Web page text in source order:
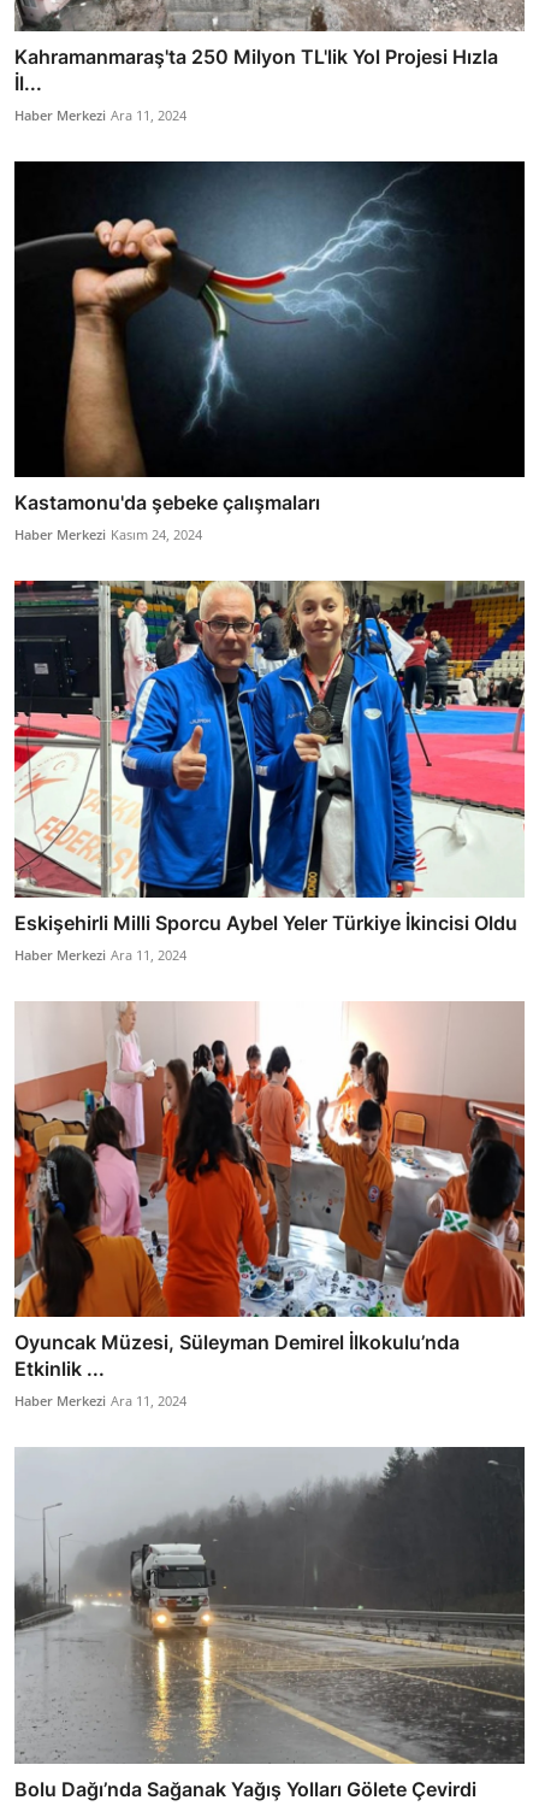
Kahramanmaraş'ta 250 Milyon TL'lik Yol Projesi Hızla
İl...
Haber Merkezi Ara 11, 2024
Kastamonu'da şebeke çalışmaları
Haber Merkezi Kasım 24, 2024
Eskişehirli Milli Sporcu Aybel Yeler Türkiye İkincisi Oldu
Haber Merkezi Ara 11, 2024
Oyuncak Müzesi, Süleyman Demirel İlkokulu’nda
Etkinlik ...
Haber Merkezi Ara 11, 2024
Bolu Dağı’nda Sağanak Yağış Yolları Gölete Çevirdi